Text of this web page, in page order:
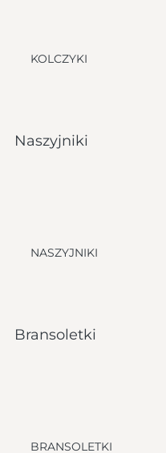
KOLCZYKI
Naszyjniki
NASZYJNIKI
Bransoletki
BRANSOLETKI